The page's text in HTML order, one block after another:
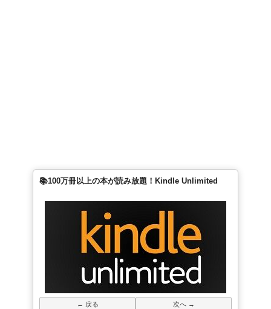
📚100万冊以上の本が読み放題！Kindle Unlimited
← 戻る 次へ →